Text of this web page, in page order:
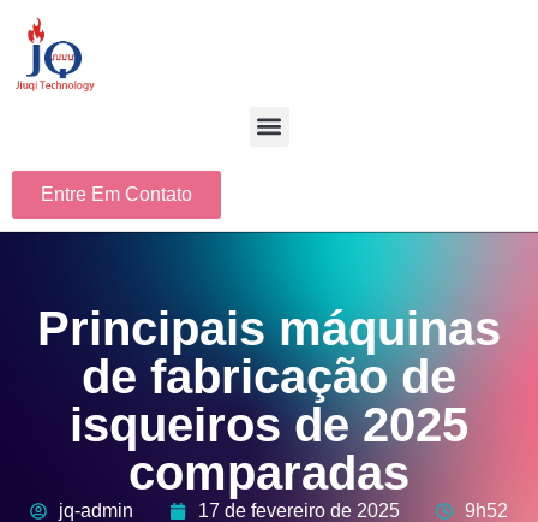
Entre Em Contato
Principais máquinas
de fabricação de
isqueiros de 2025
comparadas
jq-admin 17 de fevereiro de 2025
9h52